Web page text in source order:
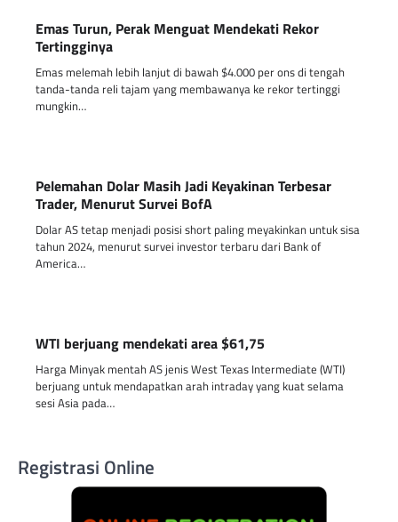
Emas Turun, Perak Menguat Mendekati Rekor
Tertingginya
Emas melemah lebih lanjut di bawah $4.000 per ons di tengah
tanda-tanda reli tajam yang membawanya ke rekor tertinggi
mungkin…
Pelemahan Dolar Masih Jadi Keyakinan Terbesar
Trader, Menurut Survei BofA
Dolar AS tetap menjadi posisi short paling meyakinkan untuk sisa
tahun 2024, menurut survei investor terbaru dari Bank of
America…
WTI berjuang mendekati area $61,75
Harga Minyak mentah AS jenis West Texas Intermediate (WTI)
berjuang untuk mendapatkan arah intraday yang kuat selama
sesi Asia pada…
Registrasi Online